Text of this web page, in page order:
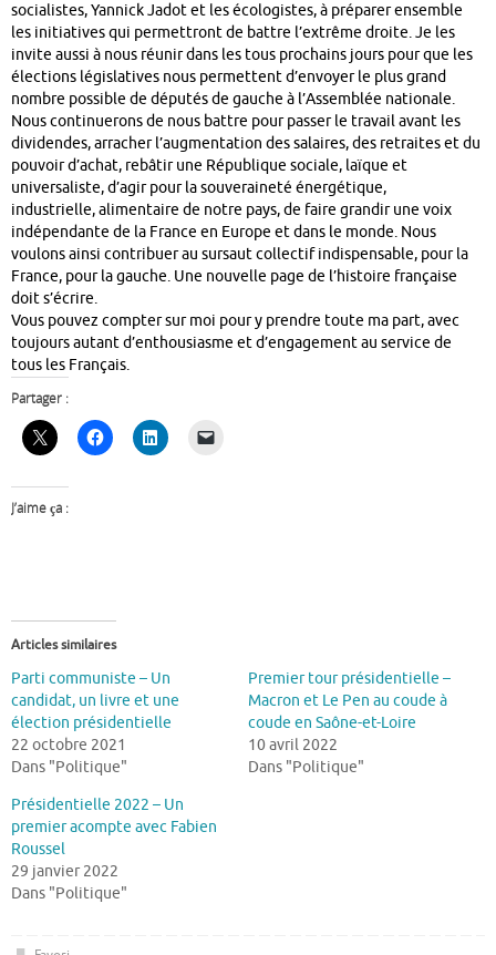
socialistes, Yannick Jadot et les écologistes, à préparer ensemble
les initiatives qui permettront de battre l’extrême droite. Je les
invite aussi à nous réunir dans les tous prochains jours pour que les
élections législatives nous permettent d’envoyer le plus grand
nombre possible de députés de gauche à l’Assemblée nationale.
Nous continuerons de nous battre pour passer le travail avant les
dividendes, arracher l’augmentation des salaires, des retraites et du
pouvoir d’achat, rebâtir une République sociale, laïque et
universaliste, d’agir pour la souveraineté énergétique,
industrielle, alimentaire de notre pays, de faire grandir une voix
indépendante de la France en Europe et dans le monde. Nous
voulons ainsi contribuer au sursaut collectif indispensable, pour la
France, pour la gauche. Une nouvelle page de l’histoire française
doit s’écrire.
Vous pouvez compter sur moi pour y prendre toute ma part, avec
toujours autant d’enthousiasme et d’engagement au service de
tous les Français.
Partager :
J’aime ça :
Articles similaires
Parti communiste – Un
candidat, un livre et une
élection présidentielle
22 octobre 2021
Dans "Politique"
Premier tour présidentielle –
Macron et Le Pen au coude à
coude en Saône-et-Loire
10 avril 2022
Dans "Politique"
Présidentielle 2022 – Un
premier acompte avec Fabien
Roussel
29 janvier 2022
Dans "Politique"